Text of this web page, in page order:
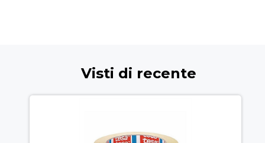
Visti di recente